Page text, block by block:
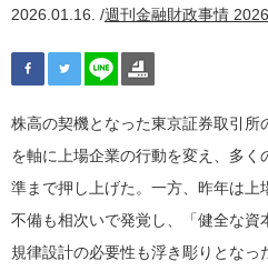
2026.01.16. /週刊金融財政事情
株高の契機となった東京証券取引
を軸に上場企業の行動を変え、多
準まで押し上げた。一方、昨年は
不備も相次いで発覚し、「健全な資
規律設計の必要性も浮き彫りとなっ